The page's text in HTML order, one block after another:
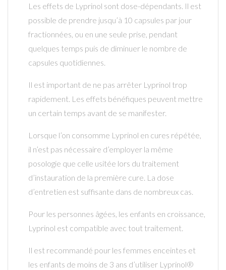
Les effets de Lyprinol sont dose-dépendants. Il est
possible de prendre jusqu’à 10 capsules par jour
fractionnées, ou en une seule prise, pendant
quelques temps puis de diminuer le nombre de
capsules quotidiennes.
Il est important de ne pas arrêter Lyprinol trop
rapidement. Les effets bénéfiques peuvent mettre
un certain temps avant de se manifester.
Lorsque l’on consomme Lyprinol en cures répétée,
il n’est pas nécessaire d’employer la même
posologie que celle usitée lors du traitement
d’instauration de la première cure. La dose
d’entretien est suffisante dans de nombreux cas.
Pour les personnes âgées, les enfants en croissance,
Lyprinol est compatible avec tout traitement.
Il est recommandé pour les femmes enceintes et
les enfants de moins de 3 ans d’utiliser Lyprinol®